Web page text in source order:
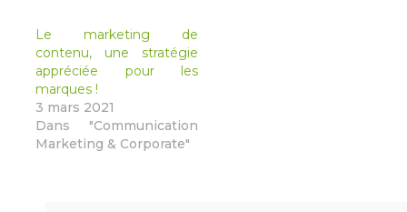
Le marketing de
contenu, une stratégie
appréciée pour les
marques !
3 mars 2021
Dans "Communication
Marketing & Corporate"